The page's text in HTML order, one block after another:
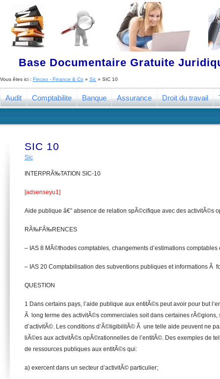
Base Documentaire Gratuite
Vous êtes ici : Finceo - Finance & Co » Sic » SIC 10
Audit Comptabilite Banque Assurance Droit du travail
SIC 10
Sic
INTERPRÃ‰TATION SIC-10
[adsenseyu1]
Aide publique â€” absence de relation spÃ©cifique avec des activitÃ©s
RÃ‰FÃ‰RENCES
– IAS 8 MÃ©thodes comptables, changements d’estimations comptables
– IAS 20 Comptabilisation des subventions publiques et informations Ã
QUESTION
1 Dans certains pays, l’aide publique aux entitÃ©s peut avoir pour but
Ã long terme des activitÃ©s commerciales soit dans certaines rÃ©gions,
d’activitÃ©. Les conditions d’Ã©ligibilitÃ© Ã une telle aide peuvent ne
liÃ©es aux activitÃ©s opÃ©rationnelles de l’entitÃ©. Des exemples de
de ressources publiques aux entitÃ©s qui:
a) exercent dans un secteur d’activitÃ© particulier;